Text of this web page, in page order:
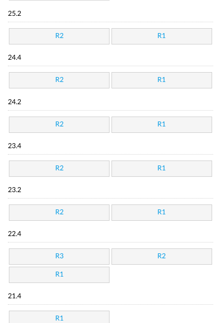
25.2
R2 R1
24.4
R2 R1
24.2
R2 R1
23.4
R2 R1
23.2
R2 R1
22.4
R3 R2
R1
21.4
R1